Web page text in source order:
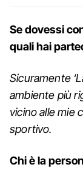
Se dovessi
quali hai
Sicuramente
ambiente più
vicino alle mie
sportivo.
Chi è la